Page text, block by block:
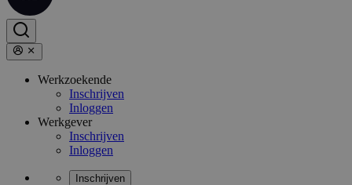
Werkzoekende
Inschrijven
Inloggen
Werkgever
Inschrijven
Inloggen
Inschrijven